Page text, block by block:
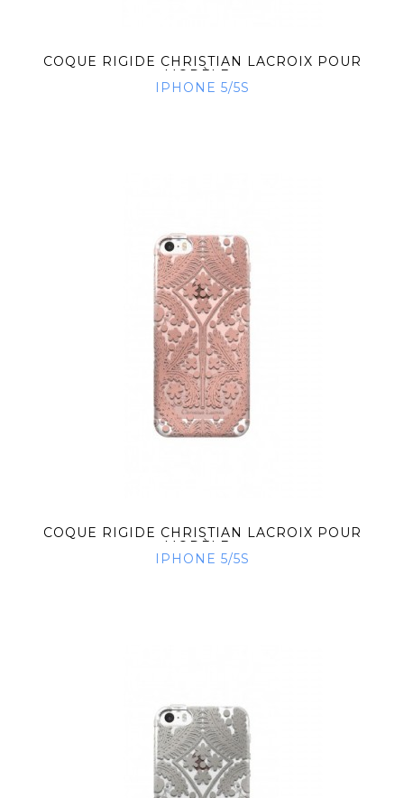
COQUE RIGIDE CHRISTIAN LACROIX POUR
MODÈLE...
IPHONE 5/5S
COQUE RIGIDE CHRISTIAN LACROIX POUR
MODÈLE...
IPHONE 5/5S